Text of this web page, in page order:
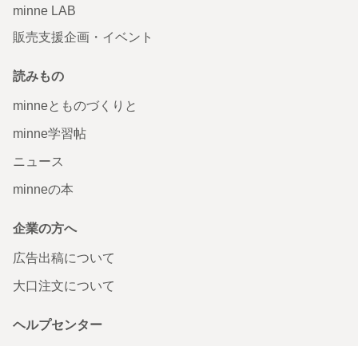
minne LAB
販売支援企画・イベント
読みもの
minneとものづくりと
minne学習帖
ニュース
minneの本
企業の方へ
広告出稿について
大口注文について
ヘルプセンター